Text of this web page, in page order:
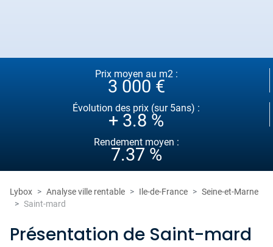
Prix moyen au m2 :
3 000 €
Évolution des prix (sur 5ans) :
+ 3.8 %
Rendement moyen :
7.37 %
Lybox Analyse ville rentable Ile-de-France
Seine-et-Marne
Saint-mard
Présentation de Saint-mard